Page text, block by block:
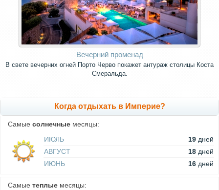
Вечерний променад
В свете вечерних огней Порто Черво покажет антураж столицы Коста
Смеральда.
Когда отдыхать в Империе?
Самые солнечные месяцы:
ИЮЛЬ
19 дней
АВГУСТ
18 дней
ИЮНЬ
16 дней
Самые теплые месяцы: